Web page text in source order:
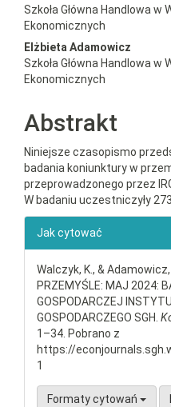
Szkoła Główna Handlowa
Ekonomicznych
Elżbieta Adamowicz
Szkoła Główna Handlowa
Ekonomicznych
Abstrakt
Niniejsze czasopismo
badania koniunktury w
przeprowadzonego przez
W badaniu uczestniczyły
Jak cytować
Walczyk, K., & Adamowicz,
PRZEMYŚLE: MAJ 2024:
GOSPODARCZEJ
GOSPODARCZEGO SGH.
1–34. Pobrano z
https://
1
Formaty cytowań